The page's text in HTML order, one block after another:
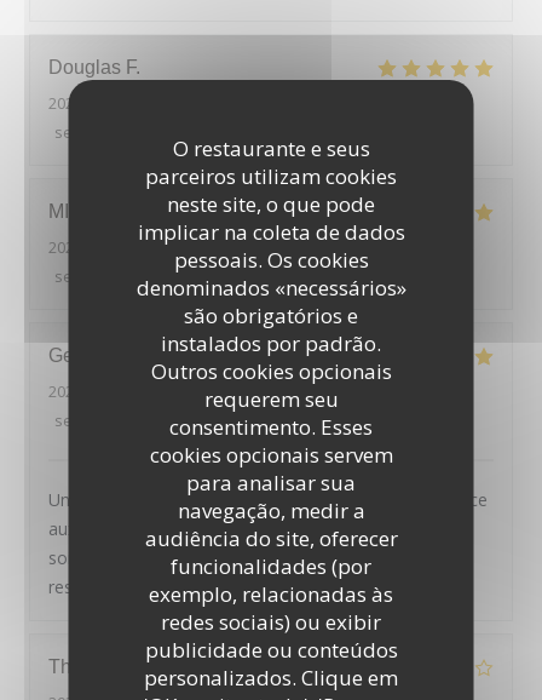
O restaurante e seus
parceiros utilizam cookies
neste site, o que pode
implicar na coleta de dados
pessoais. Os cookies
denominados «necessários»
são obrigatórios e
instalados por padrão.
Outros cookies opcionais
requerem seu
consentimento. Esses
cookies opcionais servem
para analisar sua
navegação, medir a
audiência do site, oferecer
funcionalidades (por
exemplo, relacionadas às
redes sociais) ou exibir
publicidade ou conteúdos
personalizados. Clique em
Douglas F
2026-08-02
service
MICKAEL
2026-08-01
- 19:45 - guests 2
service
ambience /5 quality_price
Geoffroy
2026-08-01
- 20:45 - guests 2
service
ambience:4/5 menu: /5 quality_price
Un très joli cadre, des plats tous excellents et un service
aux petits oignons : nous avons passé une excellente
soirée, et recommandons chaleureusement ce
restaurant
Thierry
LE PAVILLON DE BAILLY